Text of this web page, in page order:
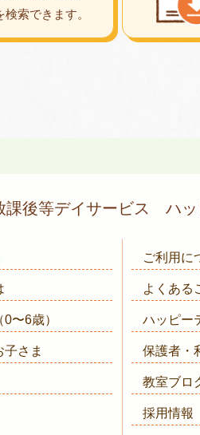
検索できます。
課後等デイサービス ハ
0〜6歳）
さま
ご利用に
よくある
ハッピー
保護者・
教室ブロ
採用情報